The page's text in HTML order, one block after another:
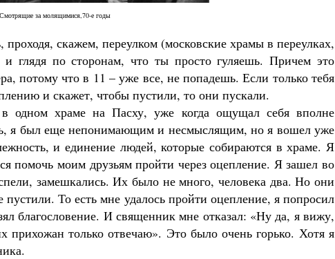
Смотрящие за молящимися,70-е годы
скажем, переулком (московские храмы в переулках,
и глядя по сторонам, что ты просто гуляешь. Причем это
потому что в 11 – уже все, не попадешь. Если только тебя
и скажет, чтобы пустили, то они пускали.
одном храме на Пасху, уже когда ощущал себя вполне
я был еще непонимающим и несмыслящим, но я вошел уже
и единение людей, которые собираются в храме. Я
помочь моим друзьям пройти через оцепление. Я зашел во
замешкались. Их было не много, человека два. Но они
То есть мне удалось пройти оцепление, я попросил
благословение. И священник мне отказал: «Ну да, я вижу,
прихожан только отвечаю». Это было очень горько. Хотя я